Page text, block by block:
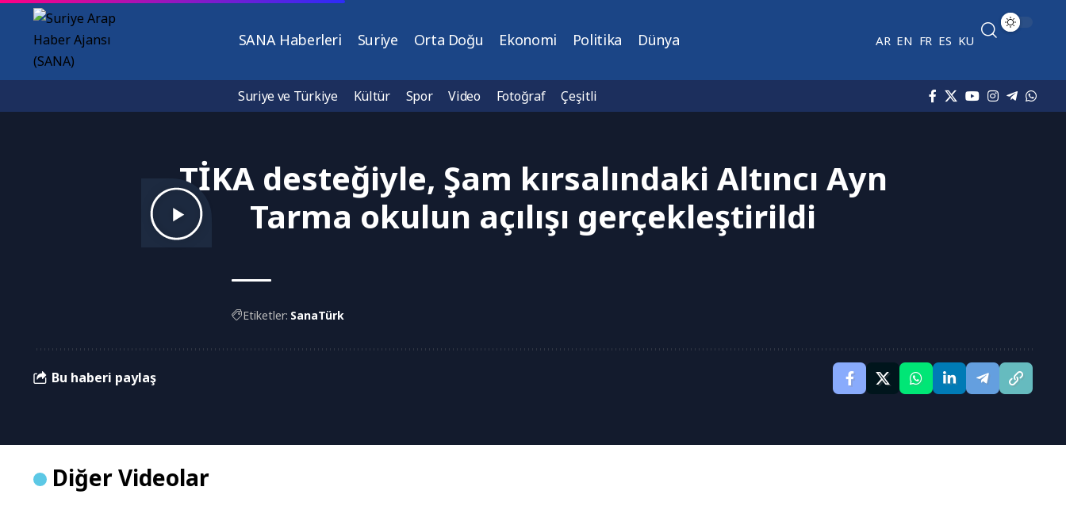
SANA Haberleri Suriye Orta Doğu Ekonomi Politika Dünya AR EN FR ES KU
Suriye ve Türkiye Kültür Spor Video Fotoğraf Çeşitli
TİKA desteğiyle, Şam kırsalındaki Altıncı Ayn
Tarma okulun açılışı gerçekleştirildi
Etiketler: SanaTürk
Bu haberi paylaş
Diğer Videolar